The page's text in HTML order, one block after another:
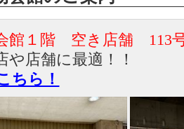
館１階 空き店舗
店舗に最適！！
ちら！